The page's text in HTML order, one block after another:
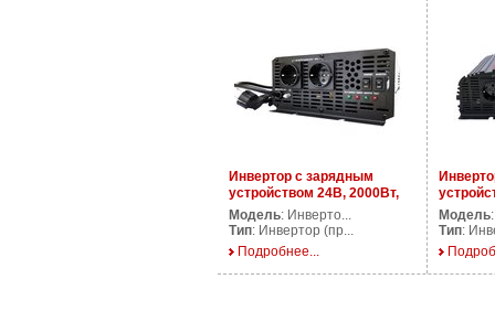
Инвертор с зарядным
устройством 24В, 2000Вт,
AP CPS2000/24V
Модель: Инверто...
Тип: Инвертор (пр...
Подробнее...
Модель
Тип: